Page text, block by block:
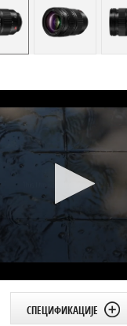
СПЕЦИФИКАЦИЈЕ